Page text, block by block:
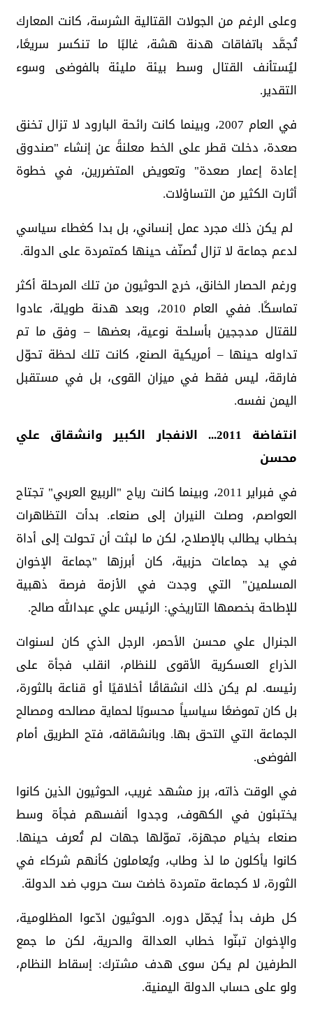
وعلى الرغم من الجولات القتالية الشرسة، كانت المعارك
تُجمَّد باتفاقات هدنة هشة، غالبًا ما تنكسر سريعًا،
ليُستأنف القتال وسط بيئة مليئة بالفوضى وسوء
التقدير.
في العام 2007، وبينما كانت رائحة البارود لا تزال تخنق
صعدة، دخلت قطر على الخط معلنةً عن إنشاء "صندوق
إعادة إعمار صعدة" وتعويض المتضررين، في خطوة
أثارت الكثير من التساؤلات.
لم يكن ذلك مجرد عمل إنساني، بل بدا كغطاء سياسي
لدعم جماعة لا تزال تُصنّف حينها كمتمردة على الدولة.
ورغم الحصار الخانق، خرج الحوثيون من تلك المرحلة أكثر
تماسكًا. ففي العام 2010، وبعد هدنة طويلة، عادوا
للقتال مدججين بأسلحة نوعية، بعضها – وفق ما تم
تداوله حينها – أمريكية الصنع، كانت تلك لحظة تحوّل
فارقة، ليس فقط في ميزان القوى، بل في مستقبل
اليمن نفسه.
انتفاضة 2011... الانفجار الكبير وانشقاق علي
محسن
في فبراير 2011، وبينما كانت رياح "الربيع العربي" تجتاح
العواصم، وصلت النيران إلى صنعاء. بدأت التظاهرات
بخطاب يطالب بالإصلاح، لكن ما لبثت أن تحولت إلى أداة
في يد جماعات حزبية، كان أبرزها "جماعة الإخوان
المسلمين" التي وجدت في الأزمة فرصة ذهبية
للإطاحة بخصمها التاريخي: الرئيس علي عبدالله صالح.
الجنرال علي محسن الأحمر، الرجل الذي كان لسنوات
الذراع العسكرية الأقوى للنظام، انقلب فجأة على
رئيسه. لم يكن ذلك انشقاقًا أخلاقيًا أو قناعة بالثورة،
بل كان تموضعًا سياسياً محسوبًا لحماية مصالحه ومصالح
الجماعة التي التحق بها. وبانشقاقه، فتح الطريق أمام
الفوضى.
في الوقت ذاته، برز مشهد غريب، الحوثيون الذين كانوا
يختبئون في الكهوف، وجدوا أنفسهم فجأة وسط
صنعاء بخيام مجهزة، تموّلها جهات لم تُعرف حينها.
كانوا يأكلون ما لذ وطاب، ويُعاملون كأنهم شركاء في
الثورة، لا كجماعة متمردة خاضت ست حروب ضد الدولة.
كل طرف بدأ يُجمّل دوره. الحوثيون ادّعوا المظلومية،
والإخوان تبنّوا خطاب العدالة والحرية، لكن ما جمع
الطرفين لم يكن سوى هدف مشترك: إسقاط النظام،
ولو على حساب الدولة اليمنية.